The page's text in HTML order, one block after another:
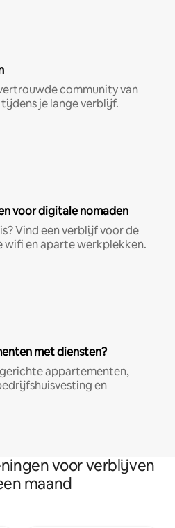
community van
je lange verblijf.
voor digitale nomaden
Vind een verblijf voor de
wifi en aparte werkplekken.
met diensten?
appartementen,
en
voor verblijven
maand